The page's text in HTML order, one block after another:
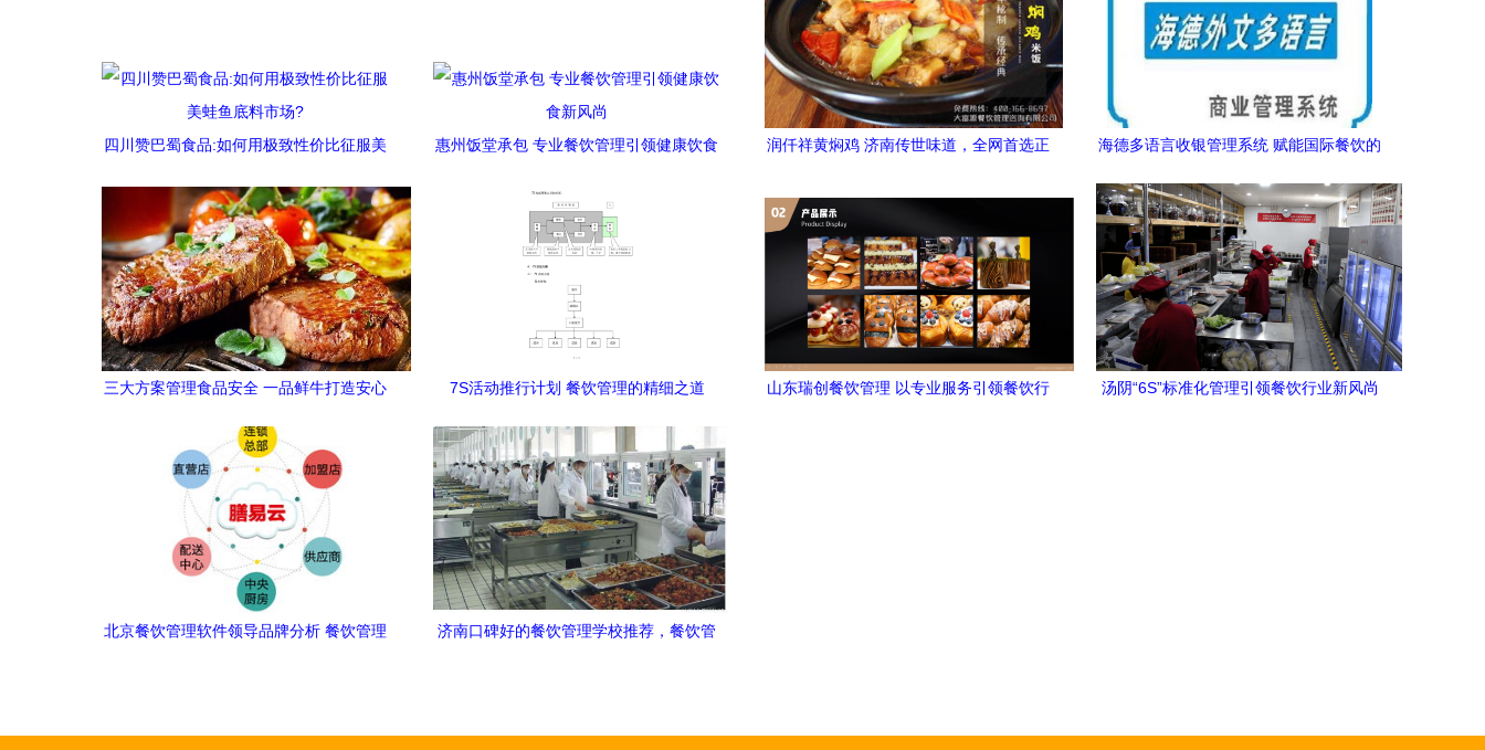
四川赞巴蜀食品:如何用极致性价比征服美
惠州饭堂承包 专业餐饮管理引领健康饮食
润仟祥黄焖鸡 济南传世味道，全网首选正
海德多语言收银管理系统 赋能国际餐饮的
三大方案管理食品安全 一品鲜牛打造安心
7S活动推行计划 餐饮管理的精细之道
山东瑞创餐饮管理 以专业服务引领餐饮行
汤阴“6S”标准化管理引领餐饮行业新风尚
北京餐饮管理软件领导品牌分析 餐饮管理
济南口碑好的餐饮管理学校推荐，餐饮管